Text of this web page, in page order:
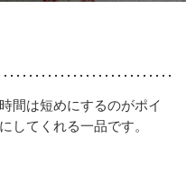
間は短めにするのがポイ
してくれる一品です。